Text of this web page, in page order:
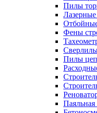
Пилы
Фены
Пилы
Паяльная